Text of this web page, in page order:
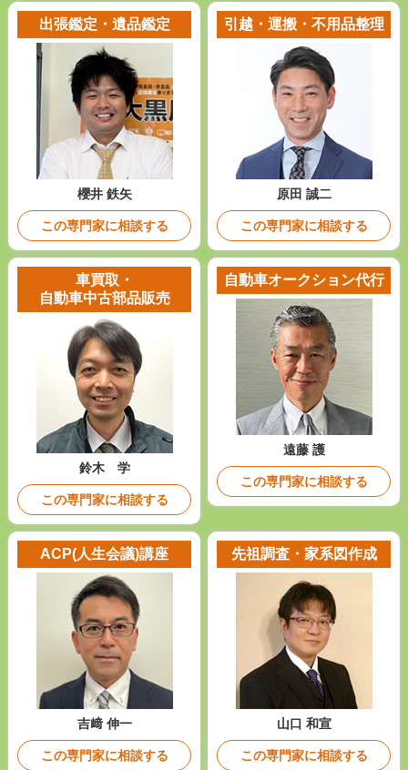
出張鑑定・遺品鑑定
櫻井 鉄矢
この専門家に相談する
引越・運搬・不用品整理
原田 誠二
この専門家に相談する
車買取・
自動車中古部品販売
鈴木 学
この専門家に相談する
自動車オークション代行
遠藤 護
この専門家に相談する
ACP(人生会議)講座
吉﨑 伸一
この専門家に相談する
先祖調査・家系図作成
山口 和宣
この専門家に相談する